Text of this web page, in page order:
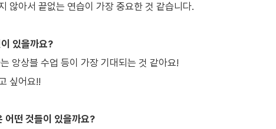
않아서 끝없는 연습이 가장 중요한 것 같습니다.
있을까요?
앙상블 수업 등이 가장 기대되는 것 같아요!
싶어요!!
어떤 것들이 있을까요?